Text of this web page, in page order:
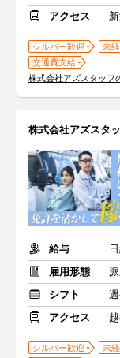
アクセス
シルバー歓迎 未
交通費支給
株式会社アズスタッフ
株式会社アズスタ
給与
雇用形態
シフト
アクセス
シルバー歓迎 未